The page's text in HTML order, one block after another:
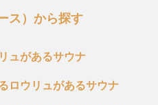
ス）から探す
ュがあるサウナ
ロウリュがあるサウナ